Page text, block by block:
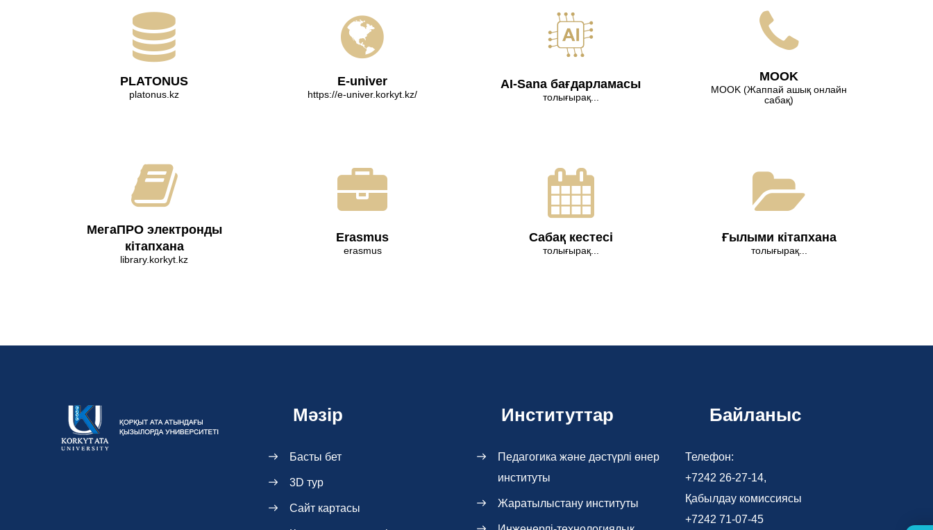
PLATONUS
platonus.kz
E-univer
https://e-univer.korkyt.kz/
AI-Sana бағдарламасы
толығырақ...
МООK
МООK (Жаппай ашық онлайн
сабақ)
МегаПРО электронды
кітапхана
library.korkyt.kz
Erasmus
erasmus
Сабақ кестесі
толығырақ...
Ғылыми кітапхана
толығырақ...
Мәзір
Басты бет
3D тур
Сайт картасы
Институттар
Педагогика және дәстүрлі өнер
институты
Жаратылыстану институты
Байланыс
Телефон:
+7242 26-27-14,
Қабылдау комиссиясы
+7242 71-07-45